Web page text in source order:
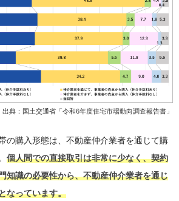
出典：国土交通省「 令和6年度住宅市場動向調査報告書 」
の購入形態は、不動産仲介業者を通じて購
個人間での直接取引は非常に少なく、契約
知識の必要性から、不動産仲介業者を通じ
なっています。